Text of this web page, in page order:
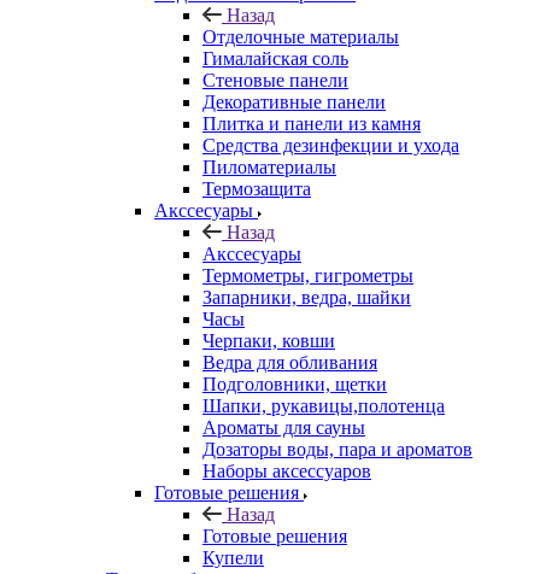
Назад
Отделочные материалы
Гималайская соль
Стеновые панели
Декоративные панели
Плитка и панели из камня
Средства дезинфекции и ухода
Пиломатериалы
Термозащита
Аксcесуары
Назад
Аксcесуары
Термометры, гигрометры
Запарники, ведра, шайки
Часы
Черпаки, ковши
Ведра для обливания
Подголовники, щетки
Шапки, рукавицы,полотенца
Ароматы для сауны
Дозаторы воды, пара и ароматов
Наборы аксессуаров
Готовые решения
Назад
Готовые решения
Купели